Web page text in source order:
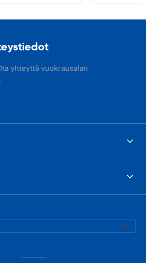
yhteyttä vuokrausalan